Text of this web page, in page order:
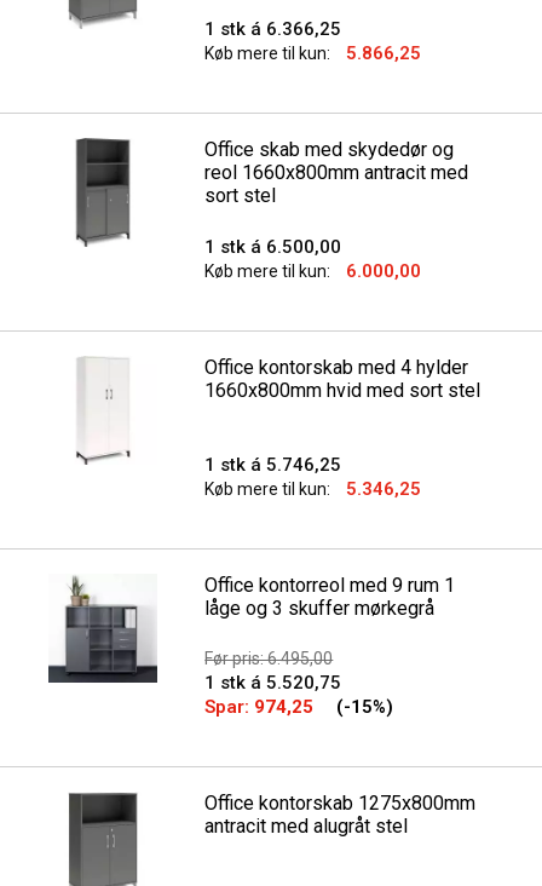
1 stk á 6.366,25
Køb mere til kun: 5.866,25
Office skab med skydedør og
reol 1660x800mm antracit med
sort stel
1 stk á 6.500,00
Køb mere til kun: 6.000,00
Office kontorskab med 4 hylder
1660x800mm hvid med sort stel
1 stk á 5.746,25
Køb mere til kun: 5.346,25
Office kontorreol med 9 rum 1
låge og 3 skuffer mørkegrå
Før pris: 6.495,00
1 stk á 5.520,75
Spar: 974,25 (-15%)
Office kontorskab 1275x800mm
antracit med alugråt stel